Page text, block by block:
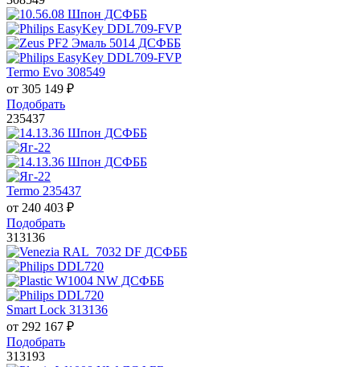
Termo Evo 308549
от 305 149 ₽
Подобрать
235437
Termo 235437
от 240 403 ₽
Подобрать
313136
Smart Lock 313136
от 292 167 ₽
Подобрать
313193